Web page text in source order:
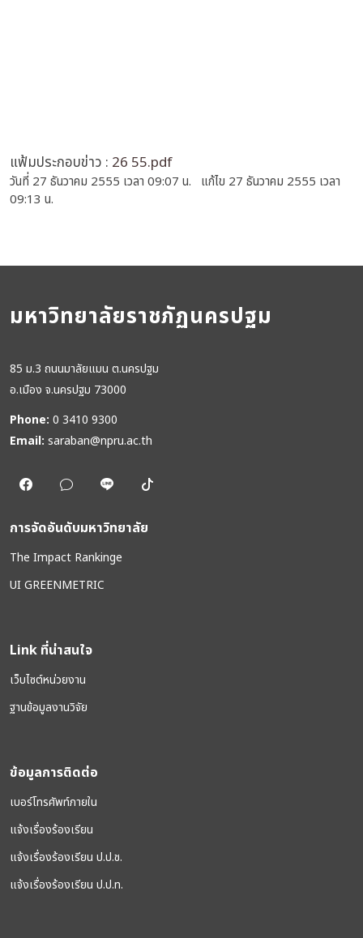
แฟ้มประกอบข่าว : 26 55.pdf
วันที่ 27 ธันวาคม 2555 เวลา 09:07 น. แก้ไข 27 ธันวาคม 2555 เวลา
09:13 น.
มหาวิทยาลัยราชภัฏนครปฐม
85 ม.3 ถนนมาลัยแมน ต.นครปฐม
อ.เมือง จ.นครปฐม 73000
Phone: 0 3410 9300
Email: saraban@npru.ac.th
การจัดอันดับมหาวิทยาลัย
The Impact Rankinge
UI GREENMETRIC
Link ที่น่าสนใจ
เว็บไซต์หน่วยงาน
ฐานข้อมูลงานวิจัย
ข้อมูลการติดต่อ
เบอร์โทรศัพท์ภายใน
แจ้งเรื่องร้องเรียน
แจ้งเรื่องร้องเรียน ป.ป.ช.
แจ้งเรื่องร้องเรียน ป.ป.ท.